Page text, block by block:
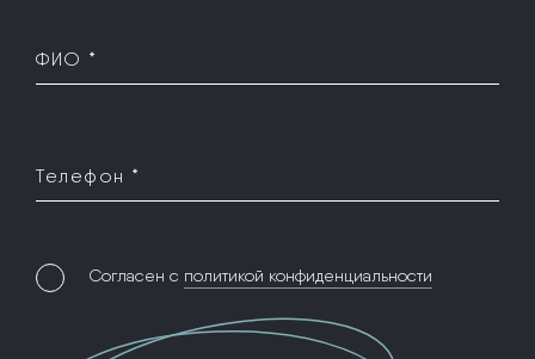
ФИО *
Телефон *
Согласен с политикой конфиденциальности